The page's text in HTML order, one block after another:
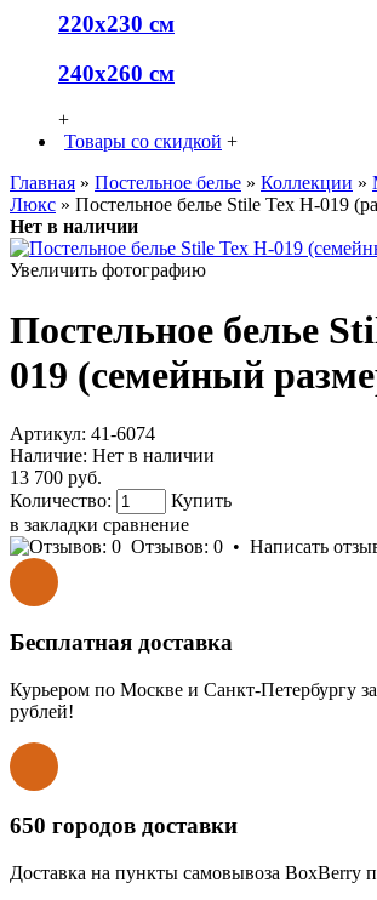
220х230 см
240х260 см
+
Товары со скидкой +
Главная » Постельное белье » Коллекции »
Люкс » Постельное белье Stile Tex H-019
Нет в наличии
Увеличить фотографию
Постельное белье
019 (семейный
Артикул: 41-6074
Наличие: Нет в наличии
13 700 руб.
Количество:
Купить
в закладки сравнение
Отзывов: 0 • Написать
Бесплатная доставка
Курьером по Москве и Санкт-Петербургу
рублей!
650 городов доставки
Доставка на пункты самовывоза BoxBerry